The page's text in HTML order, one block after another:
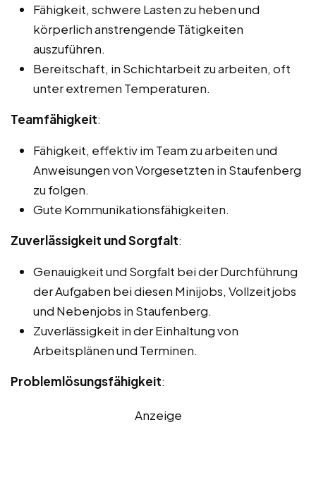
Fähigkeit, schwere Lasten zu heben und
körperlich anstrengende Tätigkeiten
auszuführen.
Bereitschaft, in Schichtarbeit zu arbeiten, oft
unter extremen Temperaturen.
Teamfähigkeit:
Fähigkeit, effektiv im Team zu arbeiten und
Anweisungen von Vorgesetzten in Staufenberg
zu folgen.
Gute Kommunikationsfähigkeiten.
Zuverlässigkeit und Sorgfalt:
Genauigkeit und Sorgfalt bei der Durchführung
der Aufgaben bei diesen Minijobs, Vollzeitjobs
und Nebenjobs in Staufenberg.
Zuverlässigkeit in der Einhaltung von
Arbeitsplänen und Terminen.
Problemlösungsfähigkeit:
Anzeige